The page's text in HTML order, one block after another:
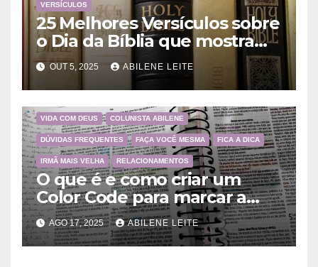
VERSÍCULOS
25 Melhores Versículos sobre
o Dia da Bíblia que mostram
a importância da Palavra de
Deus
OUT 5, 2025 ABILENE LEITE
VIDA COM DEUS COLUNISTA ABILENE
DÚVIDAS FREQUENTES FAÇA VOCÊ MESMA FICA A DICA
IRMÃ MAIS VELHA RELACIONAMENTOS
O que é e como criar um
Color Code para marcar a
Bíblia?
AGO 17, 2025 ABILENE LEITE